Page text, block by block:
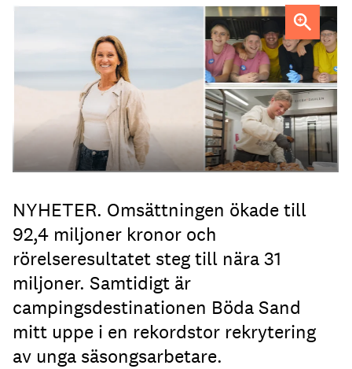
Anna Barkevall FOTO: Marcus Carlsson
NYHETER. Omsättningen ökade till
92,4 miljoner kronor och
rörelseresultatet steg till nära 31
miljoner. Samtidigt är
campingsdestinationen Böda Sand
mitt uppe i en rekordstor rekrytering
av unga säsongsarbetare.